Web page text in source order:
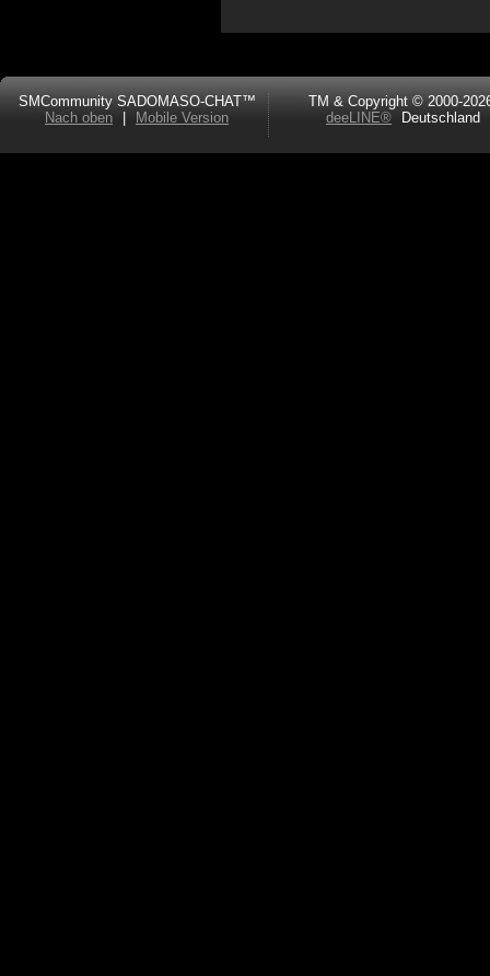
SMCommunity SADOMASO-CHAT™
Nach oben
Mobile Version
TM & Copyright © 2000-
deeLINE®
Deutschland